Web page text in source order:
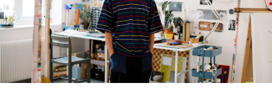
Recherche
Connexion